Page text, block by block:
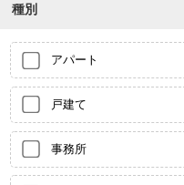
種別
アパート
戸建て
事務所